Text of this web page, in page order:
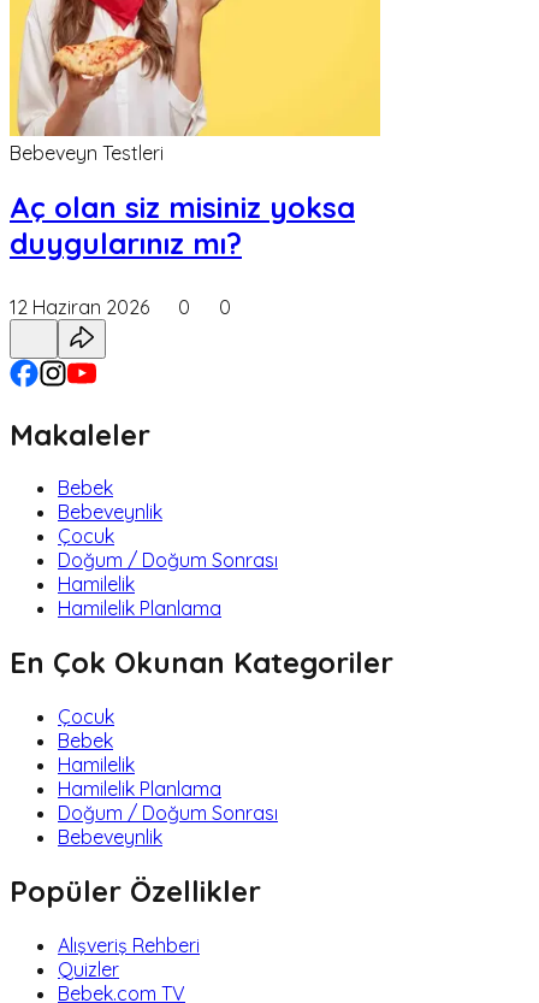
Bebeveyn Testleri
Aç olan siz misiniz yoksa
duygularınız mı?
12 Haziran 2026 0 0
Makaleler
Bebek
Bebeveynlik
Çocuk
Doğum / Doğum Sonrası
Hamilelik
Hamilelik Planlama
En Çok Okunan Kategoriler
Çocuk
Bebek
Hamilelik
Hamilelik Planlama
Doğum / Doğum Sonrası
Bebeveynlik
Popüler Özellikler
Alışveriş Rehberi
Quizler
Bebek.com TV